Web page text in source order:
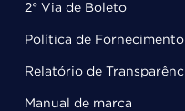
2° Via de Boleto
Política de Fornecimento
Relatório de
Manual de marca